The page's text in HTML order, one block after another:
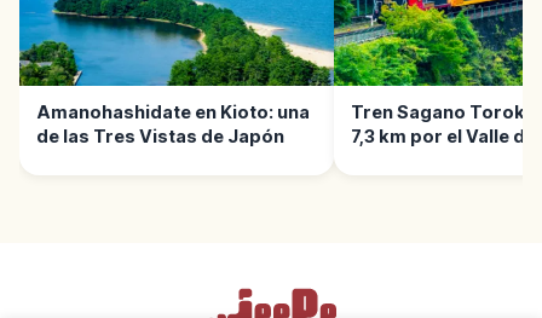
Amanohashidate en Kioto: una
de las Tres Vistas de Japón
Tren Sagano
7,3 km por el Valle